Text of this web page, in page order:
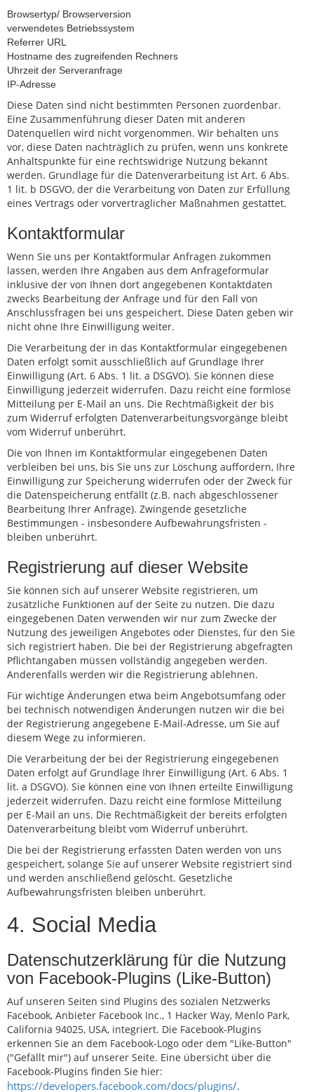
Browsertyp/ Browserversion
verwendetes Betriebssystem
Referrer URL
Hostname des zugreifenden Rechners
Uhrzeit der Serveranfrage
IP-Adresse
Diese Daten sind nicht bestimmten Personen zuordenbar.
Eine Zusammenführung dieser Daten mit anderen
Datenquellen wird nicht vorgenommen. Wir behalten uns
vor, diese Daten nachträglich zu prüfen, wenn uns konkrete
Anhaltspunkte für eine rechtswidrige Nutzung bekannt
werden. Grundlage für die Datenverarbeitung ist Art. 6 Abs.
1 lit. b DSGVO, der die Verarbeitung von Daten zur Erfüllung
eines Vertrags oder vorvertraglicher Maßnahmen gestattet.
Kontaktformular
Wenn Sie uns per Kontaktformular Anfragen zukommen
lassen, werden Ihre Angaben aus dem Anfrageformular
inklusive der von Ihnen dort angegebenen Kontaktdaten
zwecks Bearbeitung der Anfrage und für den Fall von
Anschlussfragen bei uns gespeichert. Diese Daten geben wir
nicht ohne Ihre Einwilligung weiter.
Die Verarbeitung der in das Kontaktformular eingegebenen
Daten erfolgt somit ausschließlich auf Grundlage Ihrer
Einwilligung (Art. 6 Abs. 1 lit. a DSGVO). Sie können diese
Einwilligung jederzeit widerrufen. Dazu reicht eine formlose
Mitteilung per E-Mail an uns. Die Rechtmäßigkeit der bis
zum Widerruf erfolgten Datenverarbeitungsvorgänge bleibt
vom Widerruf unberührt.
Die von Ihnen im Kontaktformular eingegebenen Daten
verbleiben bei uns, bis Sie uns zur Löschung auffordern, Ihre
Einwilligung zur Speicherung widerrufen oder der Zweck für
die Datenspeicherung entfällt (z.B. nach abgeschlossener
Bearbeitung Ihrer Anfrage). Zwingende gesetzliche
Bestimmungen - insbesondere Aufbewahrungsfristen -
bleiben unberührt.
Registrierung auf dieser Website
Sie können sich auf unserer Website registrieren, um
zusätzliche Funktionen auf der Seite zu nutzen. Die dazu
eingegebenen Daten verwenden wir nur zum Zwecke der
Nutzung des jeweiligen Angebotes oder Dienstes, für den Sie
sich registriert haben. Die bei der Registrierung abgefragten
Pflichtangaben müssen vollständig angegeben werden.
Anderenfalls werden wir die Registrierung ablehnen.
Für wichtige Änderungen etwa beim Angebotsumfang oder
bei technisch notwendigen Änderungen nutzen wir die bei
der Registrierung angegebene E-Mail-Adresse, um Sie auf
diesem Wege zu informieren.
Die Verarbeitung der bei der Registrierung eingegebenen
Daten erfolgt auf Grundlage Ihrer Einwilligung (Art. 6 Abs. 1
lit. a DSGVO). Sie können eine von Ihnen erteilte Einwilligung
jederzeit widerrufen. Dazu reicht eine formlose Mitteilung
per E-Mail an uns. Die Rechtmäßigkeit der bereits erfolgten
Datenverarbeitung bleibt vom Widerruf unberührt.
Die bei der Registrierung erfassten Daten werden von uns
gespeichert, solange Sie auf unserer Website registriert sind
und werden anschließend gelöscht. Gesetzliche
Aufbewahrungsfristen bleiben unberührt.
4. Social Media
Datenschutzerklärung für die Nutzung
von Facebook-Plugins (Like-Button)
Auf unseren Seiten sind Plugins des sozialen Netzwerks
Facebook, Anbieter Facebook Inc., 1 Hacker Way, Menlo Park,
California 94025, USA, integriert. Die Facebook-Plugins
erkennen Sie an dem Facebook-Logo oder dem "Like-Button"
("Gefällt mir") auf unserer Seite. Eine übersicht über die
Facebook-Plugins finden Sie hier:
https://developers.facebook.com/docs/plugins/.